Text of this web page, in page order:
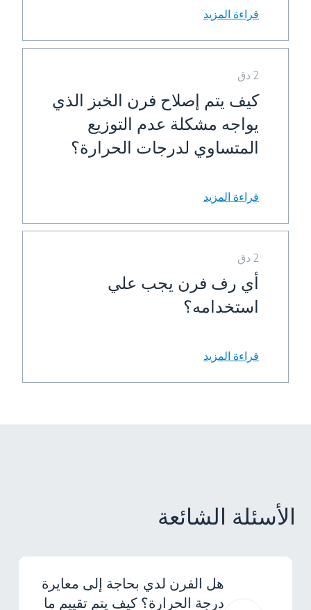
قراءة المزيد
2 دق
كيف يتم إصلاح فرن الخبز الذي
يواجه مشكلة عدم التوزيع
المتساوي لدرجات الحرارة؟
قراءة المزيد
2 دق
أي رف فرن يجب علي
استخدامه؟
قراءة المزيد
الأسئلة الشائعة
هل الفرن لدي بحاجة إلى معايرة
درجة الحرارة؟ كيف يتم تقييم ما